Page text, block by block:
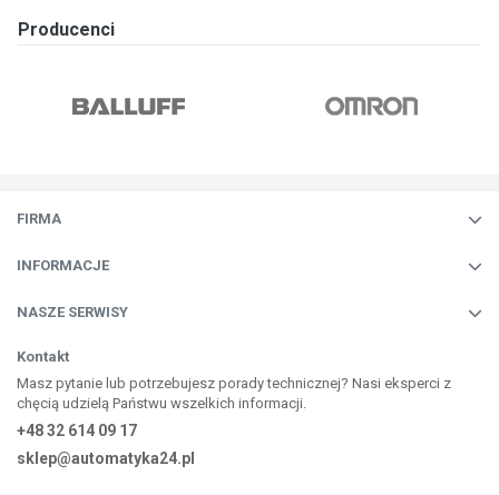
Producenci
FIRMA
INFORMACJE
NASZE SERWISY
Kontakt
Masz pytanie lub potrzebujesz porady technicznej? Nasi eksperci z
chęcią udzielą Państwu wszelkich informacji.
+48 32 614 09 17
sklep@automatyka24.pl